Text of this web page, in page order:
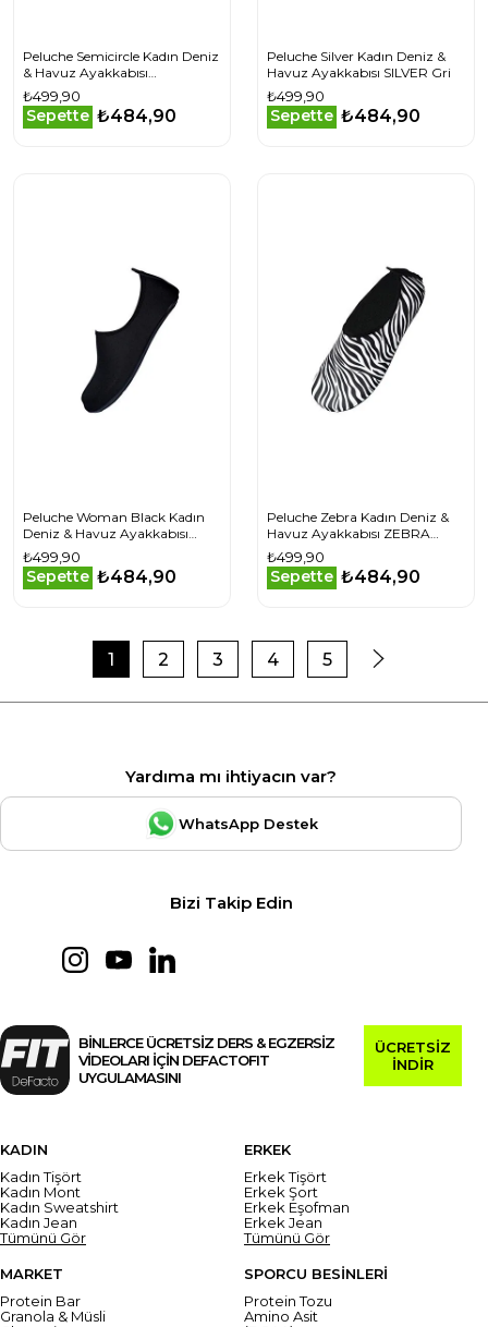
Peluche Semicircle Kadın Deniz
& Havuz Ayakkabısı
SEMICIRCLE Renkli
₺499,90
Sepette ₺484,90
Peluche Silver Kadın Deniz &
Havuz Ayakkabısı SILVER Gri
₺499,90
Sepette ₺484,90
Peluche Woman Black Kadın
Deniz & Havuz Ayakkabısı
WOMAN-BLACK Siyah
₺499,90
Sepette ₺484,90
Peluche Zebra Kadın Deniz &
Havuz Ayakkabısı ZEBRA
Siyah
₺499,90
Sepette ₺484,90
1 2 3 4 5
Yardıma mı ihtiyacın var?
WhatsApp Destek
Bizi Takip Edin
BİNLERCE ÜCRETSİZ DERS & EGZERSİZ
VİDEOLARI İÇİN DEFACTOFIT
UYGULAMASINI
ÜCRETSİZ
İNDİR
KADIN
Kadın Tişört
Kadın Mont
Kadın Sweatshirt
Kadın Jean
Tümünü Gör
ERKEK
Erkek Tişört
Erkek Şort
Erkek Eşofman
Erkek Jean
Tümünü Gör
MARKET
Protein Bar
Granola & Müsli
SPORCU BESİNLERİ
Protein Tozu
Amino Asit